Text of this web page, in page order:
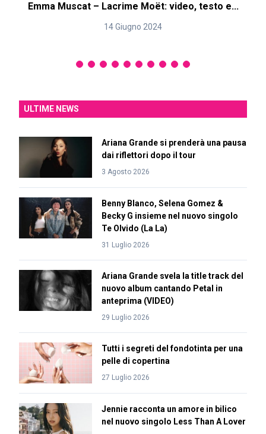
Emma Muscat – Lacrime Moët: video, testo e...
14 Giugno 2024
ULTIME NEWS
Ariana Grande si prenderà una pausa
dai riflettori dopo il tour
3 Agosto 2026
Benny Blanco, Selena Gomez &
Becky G insieme nel nuovo singolo
Te Olvido (La La)
31 Luglio 2026
Ariana Grande svela la title track del
nuovo album cantando Petal in
anteprima (VIDEO)
29 Luglio 2026
Tutti i segreti del fondotinta per una
pelle di copertina
27 Luglio 2026
Jennie racconta un amore in bilico
nel nuovo singolo Less Than A Lover